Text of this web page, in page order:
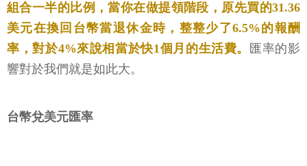
組合一半的比例，當你在做提領階段，原先買的31.36
美元在換回台幣當退休金時，整整少了6.5%的報酬
率，對於4%來說相當於快1個月的生活費。 匯率的影
響對於我們就是如此大。
台幣兌美元匯率